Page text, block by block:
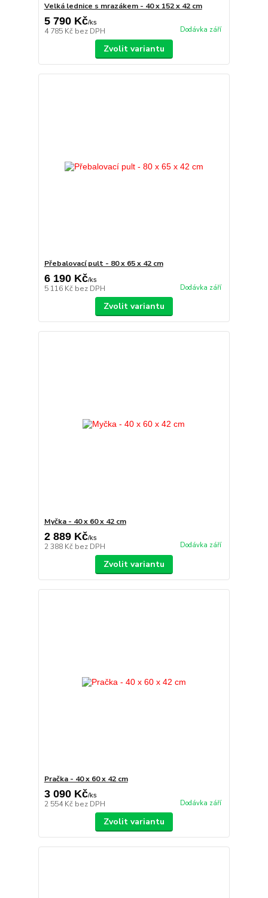
Velká lednice s mrazákem - 40 x 152 x 42 cm
5 790 Kč/ks
4 785 Kč bez DPH Dodávka září
Zvolit variantu
Přebalovací pult - 80 x 65 x 42 cm
6 190 Kč/ks
5 116 Kč bez DPH Dodávka září
Zvolit variantu
Myčka - 40 x 60 x 42 cm
2 889 Kč/ks
2 388 Kč bez DPH Dodávka září
Zvolit variantu
Pračka - 40 x 60 x 42 cm
3 090 Kč/ks
2 554 Kč bez DPH Dodávka září
Zvolit variantu